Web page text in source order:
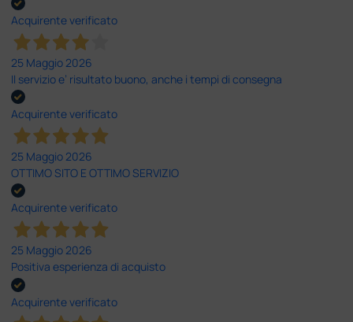
Acquirente verificato
25 Maggio 2026
Il servizio e’ risultato buono, anche i tempi di consegna
Acquirente verificato
25 Maggio 2026
OTTIMO SITO E OTTIMO SERVIZIO
Acquirente verificato
25 Maggio 2026
Positiva esperienza di acquisto
Acquirente verificato